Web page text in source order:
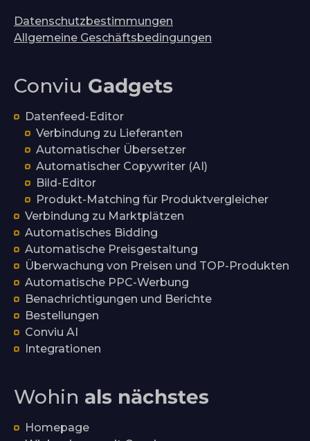
Datenschutzbestimmungen
Allgemeine Geschäftsbedingungen
Conviu Gadgets
Datenfeed-Editor
Verbindung zu Lieferanten
Automatischer Übersetzer
Automatischer Copywriter (AI)
Bild-Editor
Produkt-Matching für Produktvergleicher
Verbindung zu Marktplätzen
Automatisches Bidding
Automatische Preisgestaltung
Überwachung von Preisen und TOP-Produkten
Automatische PPC-Werbung
Benachrichtigungen und Berichte
Bestellungen
Conviu AI
Integrationen
Wohin als nächstes
Homepage